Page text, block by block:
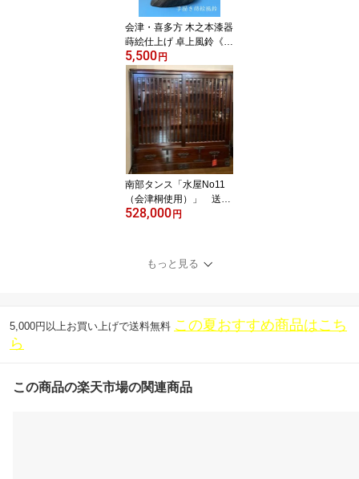
会津・喜多方 木之本漆器
蒔絵仕上げ 卓上風鈴《夏
の贈り物にもおすすめ》
5,500円
南部タンス「水屋No11
（会津桐使用）」 送料
無料 日本製 桐 漆
528,000円
もっと見る
5,000円以上お買い上げで送料無料 この夏おすすめ商品はこち
ら
この商品の楽天市場の関連商品